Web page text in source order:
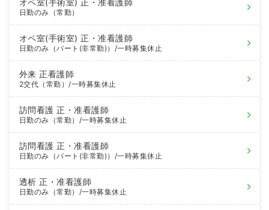
オペ室(手術室)正・准看護師
日勤のみ（常勤）
オペ室(手術室)正・准看護師
日勤のみ（パート(非常勤)） /一時募集休止
外来正看護師
2交代（常勤）/一時募集休止
訪問看護正・准看護師
日勤のみ（常勤） /一時募集休止
訪問看護正・准看護師
日勤のみ（パート(非常勤)） /一時募集休止
透析正・准看護師
日勤のみ（常勤） /一時募集休止